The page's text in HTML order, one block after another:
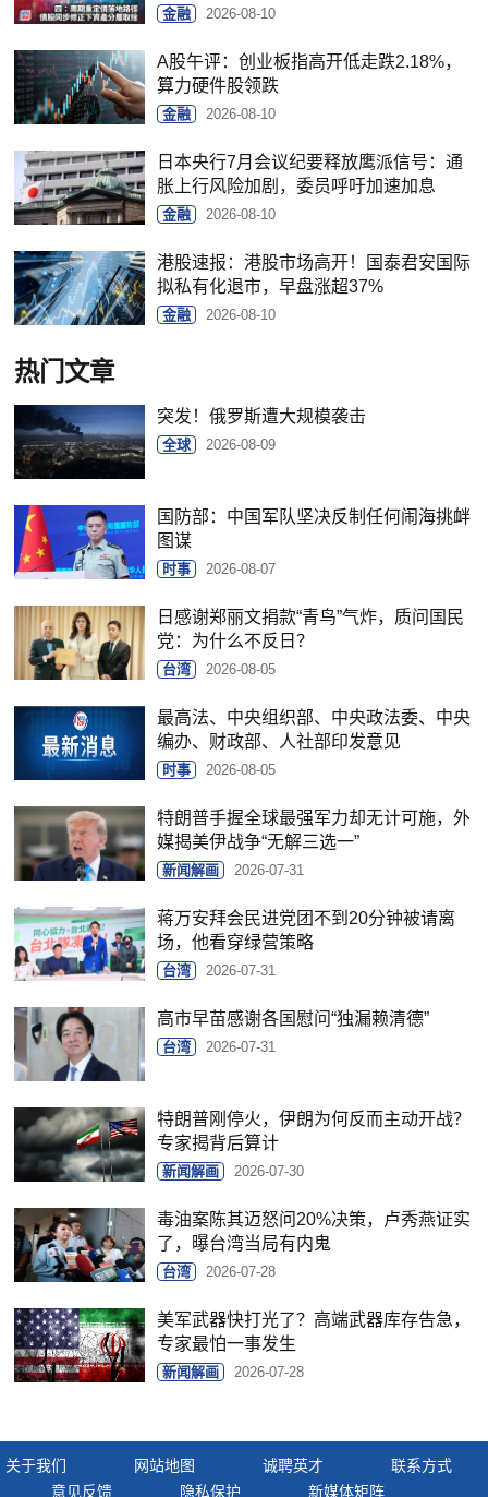
金融 2026-08-10
A股午评：创业板指高开低走跌2.18%，
算力硬件股领跌
金融 2026-08-10
日本央行7月会议纪要释放鹰派信号：通
胀上行风险加剧，委员呼吁加速加息
金融 2026-08-10
港股速报：港股市场高开！国泰君安国际
拟私有化退市，早盘涨超37%
金融 2026-08-10
热门文章
突发！俄罗斯遭大规模袭击
全球 2026-08-09
国防部：中国军队坚决反制任何闹海挑衅
图谋
时事 2026-08-07
日感谢郑丽文捐款“青鸟”气炸，质问国民
党：为什么不反日？
台湾 2026-08-05
最高法、中央组织部、中央政法委、中央
编办、财政部、人社部印发意见
时事 2026-08-05
特朗普手握全球最强军力却无计可施，外
媒揭美伊战争“无解三选一”
新闻解画 2026-07-31
蒋万安拜会民进党团不到20分钟被请离
场，他看穿绿营策略
台湾 2026-07-31
高市早苗感谢各国慰问“独漏赖清德”
台湾 2026-07-31
特朗普刚停火，伊朗为何反而主动开战？
专家揭背后算计
新闻解画 2026-07-30
毒油案陈其迈怒问20%决策，卢秀燕证实
了，曝台湾当局有内鬼
台湾 2026-07-28
美军武器快打光了？高端武器库存告急，
专家最怕一事发生
新闻解画 2026-07-28
关于我们 网站地图 诚聘英才
联系方式
意见反馈
隐私保护 新媒体矩阵